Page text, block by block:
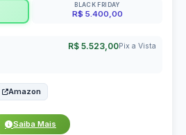
BLACK FRIDAY
R$ 5.400,00
R$ 5.523,00Pix a Vista
Amazon
Saiba Mais